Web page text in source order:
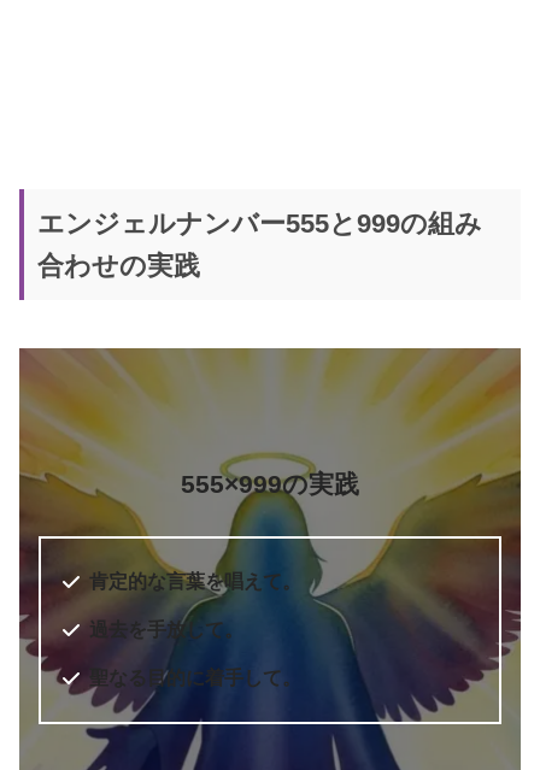
エンジェルナンバー555と999の組み
合わせの実践
555×999の実践
肯定的な言葉を唱えて。
過去を手放して。
聖なる目的に着手して。